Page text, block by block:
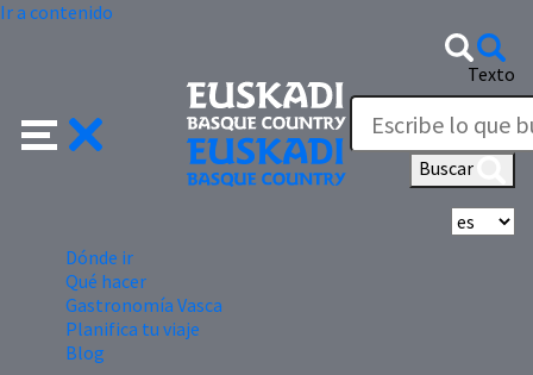
Ir a contenido
Texto
Buscar
Dónde ir
Qué hacer
Gastronomía Vasca
Planifica tu viaje
Blog